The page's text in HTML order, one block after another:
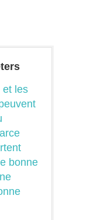
et les
bonne